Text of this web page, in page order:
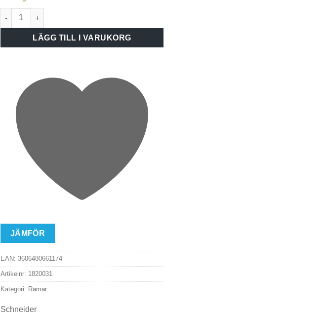
Renova Glasram 2-vägsuttag Svart mängd
LÄGG TILL I VARUKORG
JÄMFÖR
EAN: 3606480661174
Artikelnr: 1820031
Kategori: Ramar
Schneider